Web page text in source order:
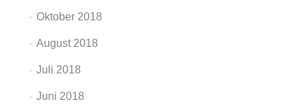
Oktober 2018
August 2018
Juli 2018
Juni 2018